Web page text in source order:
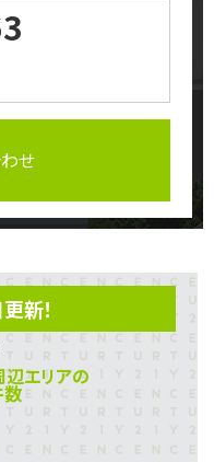
せ
新！
辺エリアの